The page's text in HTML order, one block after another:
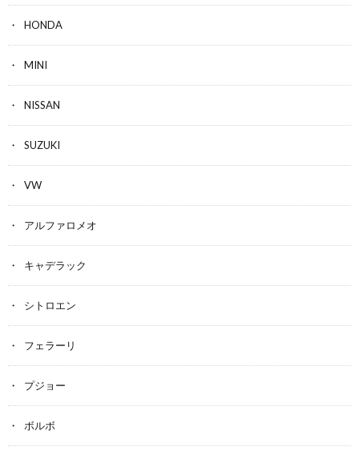
HONDA
MINI
NISSAN
SUZUKI
VW
アルファロメオ
キャデラック
シトロエン
フェラーリ
プジョー
ボルボ